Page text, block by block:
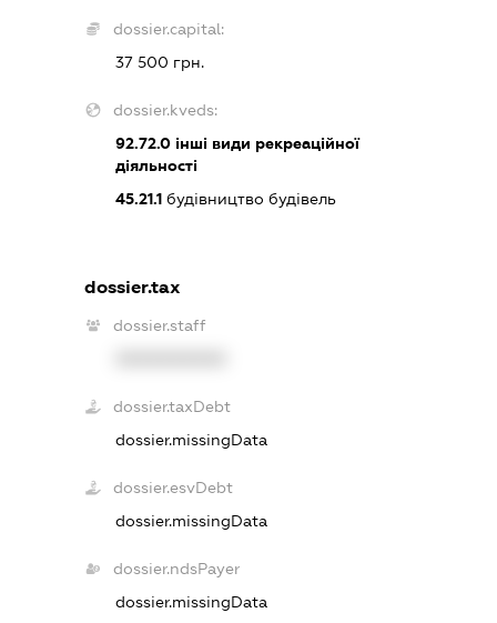
dossier.capital:
37 500 грн.
dossier.kveds:
92.72.0 інші види рекреаційної
діяльності
45.21.1 будівництво будівель
dossier.tax
dossier.staff
dossier.taxDebt
dossier.missingData
dossier.esvDebt
dossier.missingData
dossier.ndsPayer
dossier.missingData